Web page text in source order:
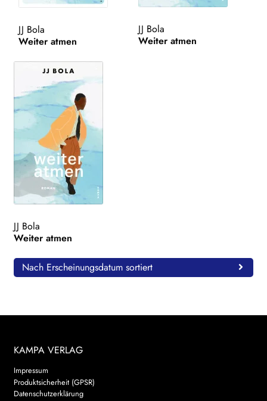
Search:
JJ Bola
Weiter atmen
JJ Bola
Weiter atmen
JJ Bola
Weiter atmen
Nach Erscheinungsdatum sortiert
KAMPA VERLAG
Impressum
Produktsicherheit (GPSR)
Datenschutzerklärung